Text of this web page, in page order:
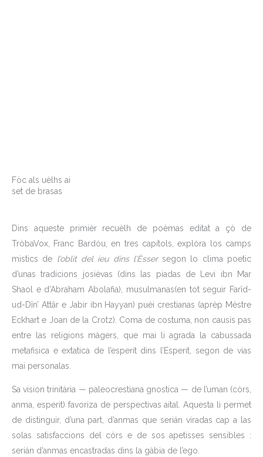
Fòc als uèlhs ai
set de brasas
Dins aqueste primièr recuèlh de poèmas editat a çò de
TròbaVox, Franc Bardòu, en tres capítols, explòra los camps
mistics de l’oblit del ieu dins l’Èssersegon lo clima poetic
d’unas tradicions josièvas (dins las piadas de Levi ibn Mar
Shaol e d’Abraham Abolafia), musulmanas(en tot seguir Farîd-
ud-Dîn’ Attâr e Jabir ibn Hayyan) puèi crestianas (aprèp Mèstre
Eckhart e Joan de la Crotz). Coma de costuma, non causís pas
entre las religions màgers, que mai li agrada la cabussada
metafisica e extatica de l’esperit dins l’Esperit, segon de vias
mai personalas.
Sa vision trinitària — paleocrestiana gnostica — de l’uman (còrs,
anma, esperit) favoriza de perspectivas aital. Aquesta li permet
de distinguir, d’una part, d’anmas que serián viradas cap a las
solas satisfaccions del còrs e de sos apetisses sensibles :
serián d’anmas encastradas dins la gàbia de l’ego.